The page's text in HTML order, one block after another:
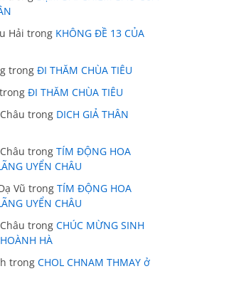
Hải trong KHÔNG ĐỀ 13 CỦA
trong ĐI THĂM CHÙA TIÊU
trong ĐI THĂM CHÙA TIÊU
trong DICH GIẢ THÂN
trong TÍM ĐỘNG HOA
UYỂN CHÂU
Vũ trong TÍM ĐỘNG HOA
UYỂN CHÂU
trong CHÚC MỪNG SINH
HÀ
trong CHOL CHNAM THMAY ở